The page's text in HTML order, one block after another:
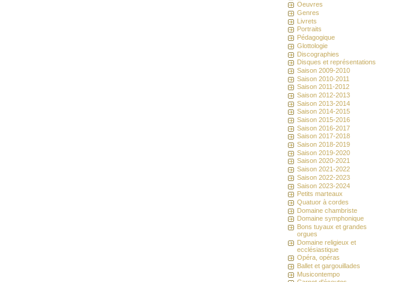
Oeuvres
Genres
Livrets
Portraits
Pédagogique
Glottologie
Discographies
Disques et représentations
Saison 2009-2010
Saison 2010-2011
Saison 2011-2012
Saison 2012-2013
Saison 2013-2014
Saison 2014-2015
Saison 2015-2016
Saison 2016-2017
Saison 2017-2018
Saison 2018-2019
Saison 2019-2020
Saison 2020-2021
Saison 2021-2022
Saison 2022-2023
Saison 2023-2024
Petits marteaux
Quatuor à cordes
Domaine chambriste
Domaine symphonique
Bons tuyaux et grandes
orgues
Domaine religieux et
ecclésiastique
Opéra, opéras
Ballet et gargouillades
Musicontempo